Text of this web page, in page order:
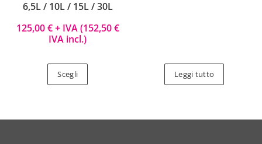
6,5L / 10L / 15L / 30L
125,00€+ IVA (152,50€
IVA incl.)
Scegli Leggi tutto